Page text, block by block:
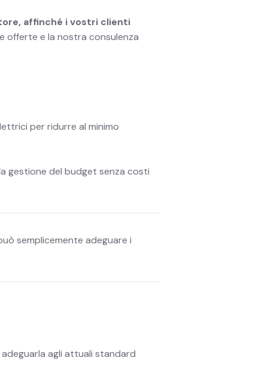
affinché i vostri clienti
offerte e la nostra consulenza
per ridurre al minimo
gestione del budget senza costi
semplicemente adeguare i
agli attuali standard